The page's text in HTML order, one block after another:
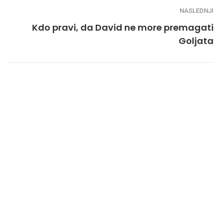
NASLEDNJI
Kdo pravi, da David ne more premagati
Goljata